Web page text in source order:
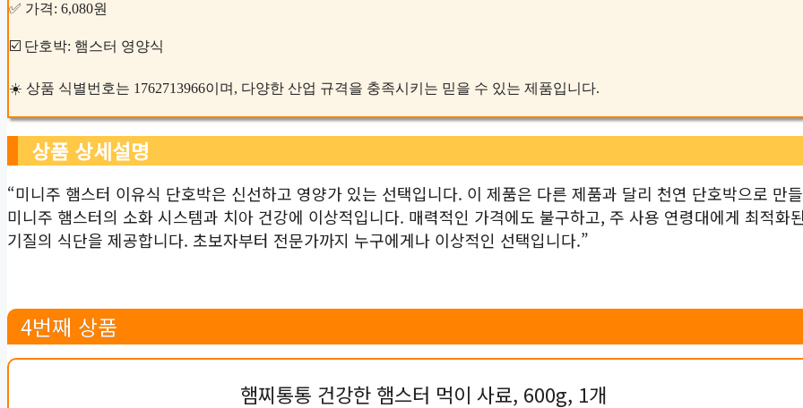
✅ 가격: 6,080원
☑️ 단호박: 햄스터 영양식
☀️ 상품 식별번호는 1762713966이며, 다양한 산업 규격을 충족시키는 믿을 수 있는 제품입니다.
상품 상세설명
“미니주 햄스터 이유식 단호박은 신선하고 영양가 있는 선택입니다. 이 제품은 다른 제품과 달리 천연 단호박으로 만
미니주 햄스터의 소화 시스템과 치아 건강에 이상적입니다. 매력적인 가격에도 불구하고, 주 사용 연령대에게 최적화
기질의 식단을 제공합니다. 초보자부터 전문가까지 누구에게나 이상적인 선택입니다.”
4번째 상품
햄찌통통 건강한 햄스터 먹이 사료, 600g, 1개